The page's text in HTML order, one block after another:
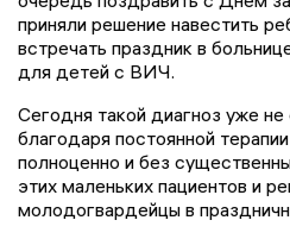
приняли решение навестить
встречать праздник в
для детей с ВИЧ.
Сегодня такой диагноз уже не
благодаря постоянной
полноценно и без
этих маленьких пациентов и
молодогвардейцы в